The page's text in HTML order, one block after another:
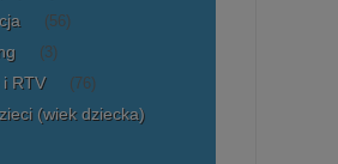
(56)
(3)
i RTV (76)
(wiek dziecka)